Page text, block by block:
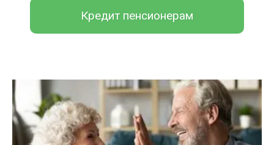
Кредит пенсионерам